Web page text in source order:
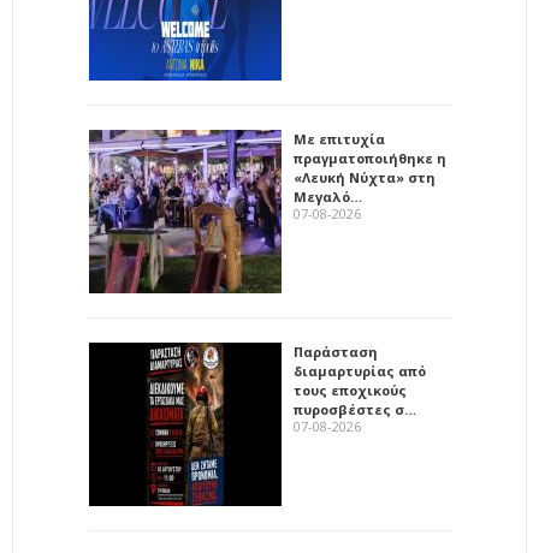
Με επιτυχία
πραγματοποιήθηκε η
«Λευκή Νύχτα» στη
Μεγαλό…
07-08-2026
Παράσταση
διαμαρτυρίας από
τους εποχικούς
πυροσβέστες σ…
07-08-2026